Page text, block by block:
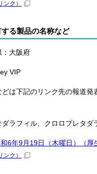
ンク）
る製品の名称など
：大阪府
VIP
は下記のリンク先の報道発
ラフィル、クロロプレタダ
6年9月19日（木曜日）（厚
ンク）